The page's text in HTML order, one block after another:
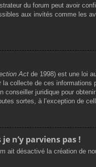
du forum peut avoir
aux invités comme les
Act de 1998) est une loi
la collecte de ces
conseiller juridique pour
sortes, à l’exception de
n’y parviens pas !
ait désactivé la création de